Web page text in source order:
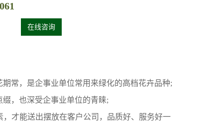
在线咨询
常，是企事业单位常用来绿化的高档花卉品种;
，也深受企事业单位的青睐;
才能送出摆放在客户公司，品质好、服务好一